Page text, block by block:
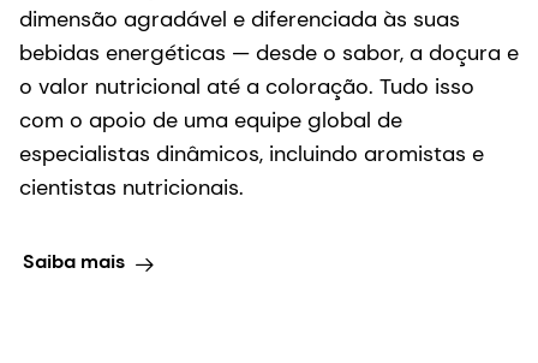
dimensão agradável e diferenciada às suas
bebidas energéticas — desde o sabor, a doçura e
o valor nutricional até a coloração. Tudo isso
com o apoio de uma equipe global de
especialistas dinâmicos, incluindo aromistas e
cientistas nutricionais.
Saiba mais